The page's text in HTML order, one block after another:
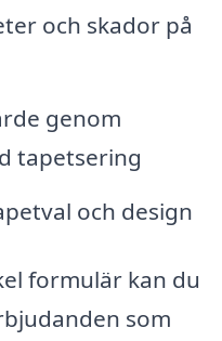
och skador på
genom
tapetsering
och design
formulär kan du
som